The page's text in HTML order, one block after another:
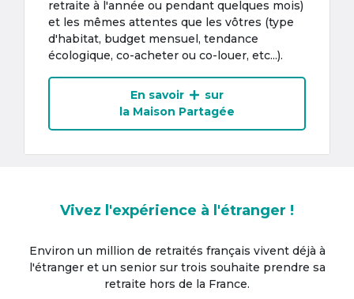
retraite à l'année ou pendant quelques mois)
et les mêmes attentes que les vôtres (type
d'habitat, budget mensuel, tendance
écologique, co-acheter ou co-louer, etc...).
En savoir
sur
la Maison Partagée
Vivez l'expérience à l'étranger !
Environ un million de retraités français vivent déjà à
l'étrangeret un senior sur trois souhaite prendre sa
retraite hors de la France.